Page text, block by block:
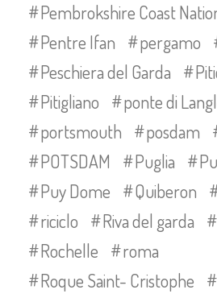
Pembrokshire Coast
Pentre Ifan
pergamo
Peschiera del Garda
Pitigliano
ponte di
portsmouth
posdam
POTSDAM
Puglia
Puy Dome
Quiberon
riciclo
Riva del garda
Rochelle
roma
Roque Saint- Cristophe